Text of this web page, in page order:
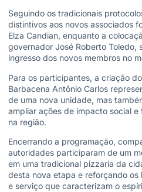
Seguindo os tradicionais
distintivos aos novos associados
Elza Candian, enquanto a
governador José Roberto Toledo,
ingresso dos novos membros no
Para os participantes, a criação
Barbacena Antônio Carlos
de uma nova unidade, mas
ampliar ações de impacto social
na região.
Encerrando a programação,
autoridades participaram de um
em uma tradicional pizzaria da
desta nova etapa e reforçando
e serviço que caracterizam o